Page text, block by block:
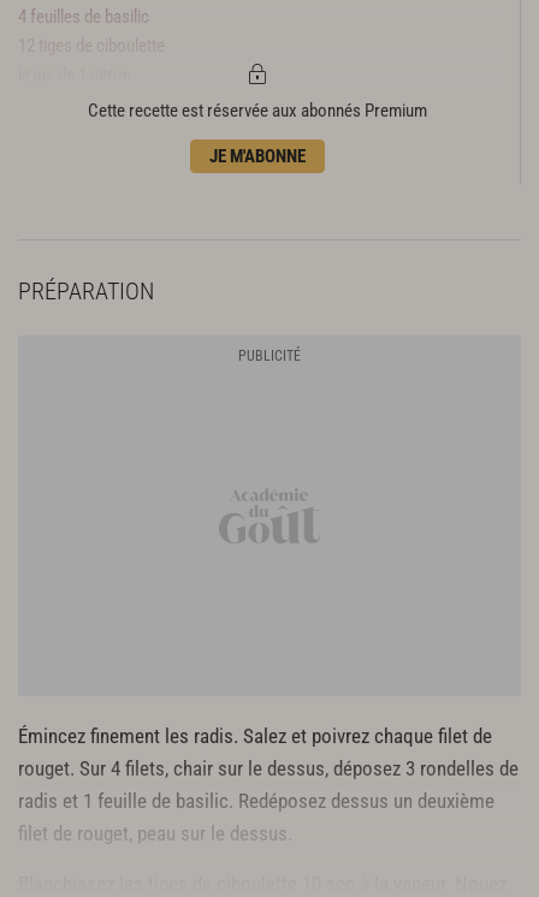
4 feuilles de basilic
12 tiges de ciboulette
4 c. à s. de sauce soja
Cette recette est réservée aux abonnés Premium
JE M'ABONNE
PRÉPARATION
Émincez finement les radis. Salez et poivrez chaque filet de
rouget. Sur 4 filets, chair sur le dessus, déposez 3 rondelles de
radis et 1 feuille de basilic. Redéposez dessus un deuxième
filet de rouget, peau sur le dessus.